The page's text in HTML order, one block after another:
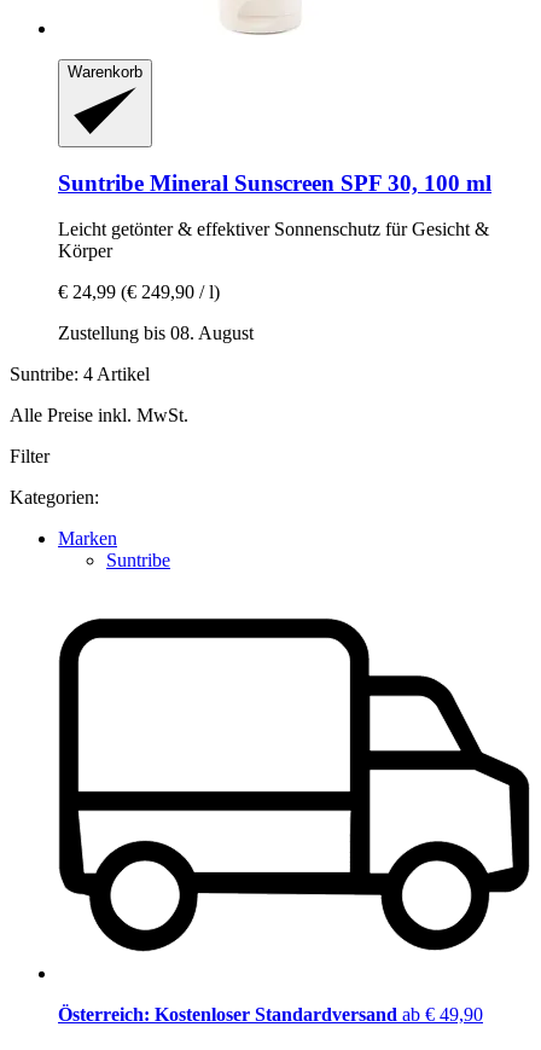
Warenkorb
Suntribe Mineral Sunscreen SPF 30, 100 ml
Leicht getönter & effektiver Sonnenschutz für Gesicht &
Körper
€ 24,99 (€ 249,90 / l)
Zustellung bis 08. August
Suntribe: 4 Artikel
Alle Preise inkl. MwSt.
Filter
Kategorien:
Marken
Suntribe
Österreich: Kostenloser Standardversand ab € 49,90